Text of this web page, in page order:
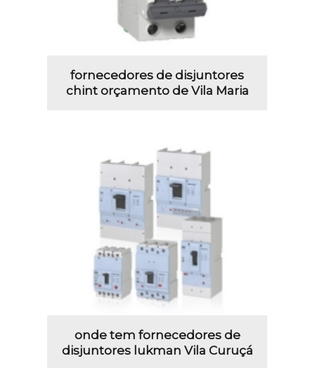
fornecedores de disjuntores
chint orçamento de Vila Maria
onde tem fornecedores de
disjuntores lukman Vila Curuçá